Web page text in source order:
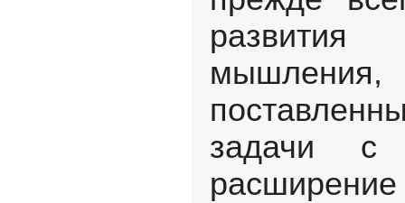
задачи с